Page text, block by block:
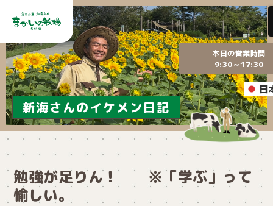
日
本日の営業時間
9:30～17:30
新海さんのイケメン日記
勉強が足りん！ ※「学ぶ」って
愉しい。